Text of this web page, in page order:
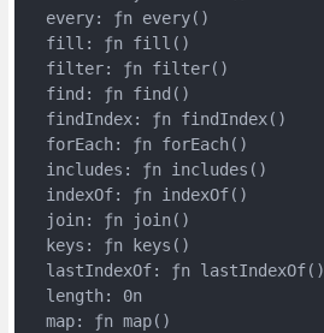
  every: ƒn every()
  fill: ƒn fill()
  filter: ƒn filter()
  find: ƒn find()
  findIndex: ƒn findIndex()
  forEach: ƒn forEach()
  includes: ƒn includes()
  indexOf: ƒn indexOf()
  join: ƒn join()
  keys: ƒn keys()
  lastIndexOf: ƒn lastIndexOf()
  length: 0n
  map: ƒn map()